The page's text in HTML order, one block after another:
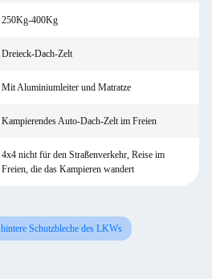
250Kg-400Kg
Dreieck-Dach-Zelt
Mit Aluminiumleiter und Matratze
Kampierendes Auto-Dach-Zelt im Freien
4x4 nicht für den Straßenverkehr, Reise im
Freien, die das Kampieren wandert
hintere Schutzbleche des LKWs